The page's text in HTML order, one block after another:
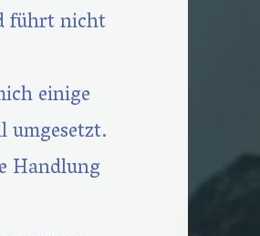
führt nicht
einige
umgesetzt.
Handlung